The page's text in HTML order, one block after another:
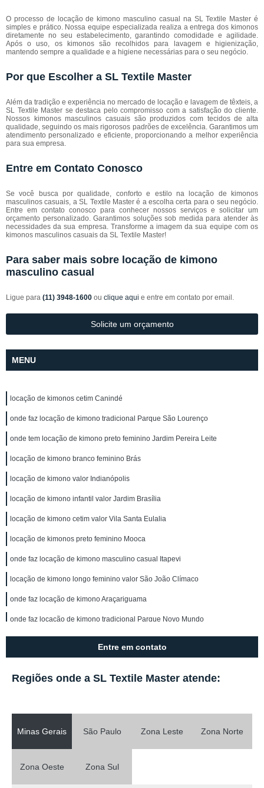
O processo de locação de kimono masculino casual na SL Textile Master é
simples e prático. Nossa equipe especializada realiza a entrega dos kimonos
diretamente no seu estabelecimento, garantindo comodidade e agilidade.
Após o uso, os kimonos são recolhidos para lavagem e higienização,
mantendo sempre a qualidade e a higiene necessárias para o seu negócio.
Por que Escolher a SL Textile Master
Além da tradição e experiência no mercado de locação e lavagem de têxteis, a
SL Textile Master se destaca pelo compromisso com a satisfação do cliente.
Nossos kimonos masculinos casuais são produzidos com tecidos de alta
qualidade, seguindo os mais rigorosos padrões de excelência. Garantimos um
atendimento personalizado e eficiente, proporcionando a melhor experiência
para sua empresa.
Entre em Contato Conosco
Se você busca por qualidade, conforto e estilo na locação de kimonos
masculinos casuais, a SL Textile Master é a escolha certa para o seu negócio.
Entre em contato conosco para conhecer nossos serviços e solicitar um
orçamento personalizado. Garantimos soluções sob medida para atender às
necessidades da sua empresa. Transforme a imagem da sua equipe com os
kimonos masculinos casuais da SL Textile Master!
Para saber mais sobre locação de kimono
masculino casual
Ligue para (11) 3948-1600 ou clique aqui e entre em contato por email.
Solicite um orçamento
MENU
locação de kimonos cetim Canindé
onde faz locação de kimono tradicional Parque São Lourenço
onde tem locação de kimono preto feminino Jardim Pereira Leite
locação de kimono branco feminino Brás
locação de kimono valor Indianópolis
locação de kimono infantil valor Jardim Brasília
locação de kimono cetim valor Vila Santa Eulalia
locação de kimonos preto feminino Mooca
onde faz locação de kimono masculino casual Itapevi
locação de kimono longo feminino valor São João Clímaco
onde faz locação de kimono Araçariguama
onde faz locação de kimono tradicional Parque Novo Mundo
onde tem locação de kimono longo feminino Barra Bonita
onde faz locação de kimono feminino Franco da Rocha
Entre em contato
Regiões onde a SL Textile Master atende:
Minas Gerais São Paulo Zona Leste Zona Norte
Zona Oeste Zona Sul